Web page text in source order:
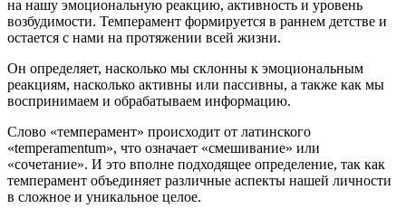
на нашу эмоциональную реакцию, активность и уровень
возбудимости. Темперамент формируется в раннем детстве и
остается с нами на протяжении всей жизни.
Он определяет, насколько мы склонны к эмоциональным
реакциям, насколько активны или пассивны, а также как мы
воспринимаем и обрабатываем информацию.
Слово «темперамент» происходит от латинского
«temperamentum», что означает «смешивание» или
«сочетание». И это вполне подходящее определение, так как
темперамент объединяет различные аспекты нашей личности
в сложное и уникальное целое.